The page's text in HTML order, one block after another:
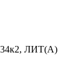
34к2, ЛИТ(А)